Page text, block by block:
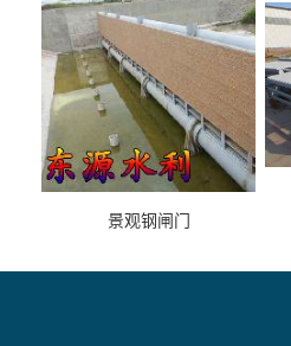
景观钢闸门